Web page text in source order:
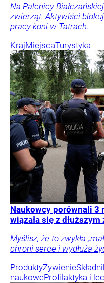
Na Palenicy
zwierząt. Aktywiści
pracy koni w Tatrach.
KrajMiejscaTurystyka
Naukowcy porównali 3
wiązała się z dłuższym
Myślisz, że to zwykła
chroni serce i wydłuża
ProduktyŻywienie
naukoweProfilaktyka i